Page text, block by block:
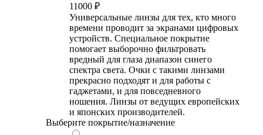
11000 ₽
Универсальные линзы для тех, кто много
времени проводит за экранами цифровых
устройств. Специальное покрытие
помогает выборочно фильтровать
вредный для глаза диапазон синего
спектра света. Очки с такими линзами
прекрасно подходят и для работы с
гаджетами, и для повседневного
ношения. Линзы от ведущих европейских
и японских производителей.
Выберите покрытие/назначение